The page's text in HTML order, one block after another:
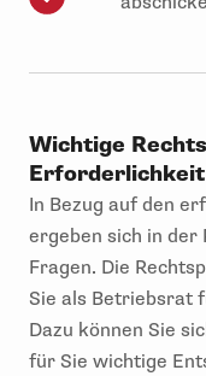
Wichtige
In Bezug auf den
ergeben sich in der
Fragen. Die
Sie als Betriebsrat
Dazu können Sie
für Sie wichtige